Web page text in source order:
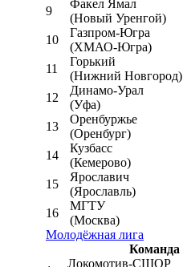
9
Факел Ямал
(Новый Уренгой)
10
Газпром-Югра
(ХМАО-Югра)
11
Горький
(Нижний Новгород)
12
Динамо-Урал
(Уфа)
13
Оренбуржье
(Оренбург)
14
Кузбасс
(Кемерово)
15
Ярославич
(Ярославль)
16
МГТУ
(Москва)
Молодёжная лига
Команда
Локомотив-CШОР